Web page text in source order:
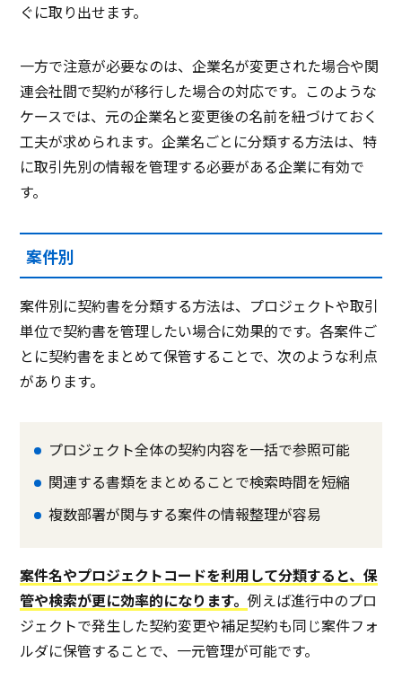
ぐに取り出せます。
一方で注意が必要なのは、企業名が変更された場合や関
連会社間で契約が移行した場合の対応です。このような
ケースでは、元の企業名と変更後の名前を紐づけておく
工夫が求められます。企業名ごとに分類する方法は、特
に取引先別の情報を管理する必要がある企業に有効で
す。
案件別
案件別に契約書を分類する方法は、プロジェクトや取引
単位で契約書を管理したい場合に効果的です。各案件ご
とに契約書をまとめて保管することで、次のような利点
があります。
プロジェクト全体の契約内容を一括で参照可能
関連する書類をまとめることで検索時間を短縮
複数部署が関与する案件の情報整理が容易
案件名やプロジェクトコードを利用して分類すると、保
管や検索が更に効率的になります。例えば進行中のプロ
ジェクトで発生した契約変更や補足契約も同じ案件フォ
ルダに保管することで、一元管理が可能です。